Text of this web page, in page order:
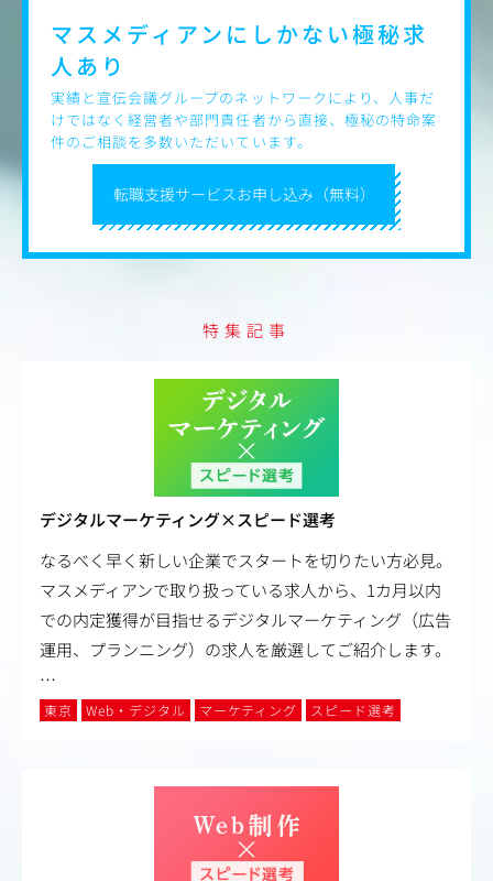
＜社風＞
・第二新卒の方でも安心して業務を習得できるよう先輩社
員と共に既存顧客を訪問するOJTを丁寧に行います。フォ
ロー体制は手厚く、異業界からの転職者が多く在籍してい
ます。
・役員や上司との距離が近い環境です。年に1度社長が全
社員と面談し、社員の要望や問題点のヒヤリングを行い、
常に社員のことを考えている会社です。
転職支援サービスお申し込み（無料）
マスメディアンにしかない極秘求
人あり
実績と宣伝会議グループのネットワークにより、人事だ
けではなく経営者や部門責任者から直接、極秘の特命案
件のご相談を多数いただいています。
特集記事
デジタルマーケティング×スピード選考
なるべく早く新しい企業でスタートを切りたい方必見。
マスメディアンで取り扱っている求人から、1カ月以内
での内定獲得が目指せるデジタルマーケティング（広告
運用、プランニング）の求人を厳選してご紹介します。
…
東京 Web・デジタル マーケティング スピード選考